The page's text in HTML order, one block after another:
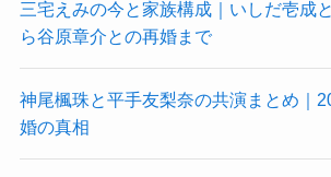
三宅えみの今と家族構成｜いしだ壱成
ら谷原章介との再婚まで
神尾楓珠と平手友梨奈の共演まとめ｜
婚の真相